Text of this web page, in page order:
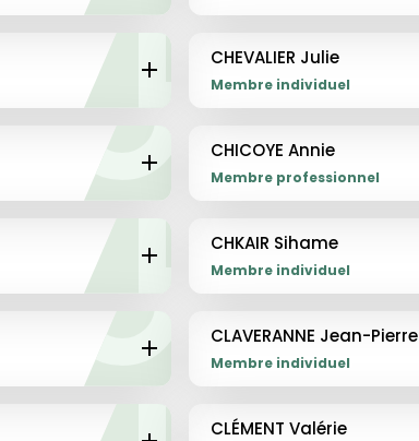
DÉTAILSCHEVALIER Julie
Membre individuel
DÉTAILSCHICOYE Annie
Membre professionnel
DÉTAILSCHKAIR Sihame
Membre individuel
DÉTAILSCLAVERANNE Jean-Pierre
Membre individuel
CLÉMENT Valérie